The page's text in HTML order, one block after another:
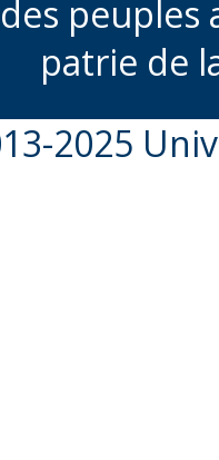
peuples
patrie de
2025